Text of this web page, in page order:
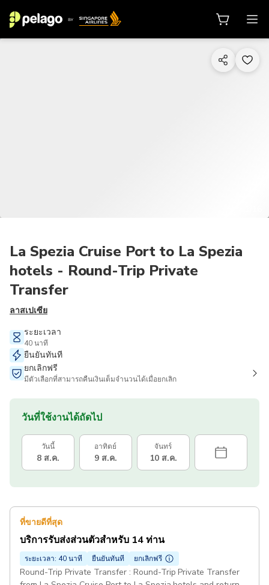
La Spezia Cruise Port to La Spezia
hotels - Round-Trip Private
Transfer
ลาสเปเซีย
ระยะเวลา
40 นาที
ยืนยันทันที
ยกเลิกฟรี
มีตัวเลือกที่สามารถคืนเงินเต็มจำนวนได้เมื่อยกเลิก
วันที่ใช้งานได้ถัดไป
วันนี้
8 ส.ค.
อาทิตย์
9 ส.ค.
จันทร์
10 ส.ค.
ที่ขายดีที่สุด
บริการรับส่งส่วนตัวสำหรับ 14 ท่าน
ระยะเวลา: 40 นาที ยืนยันทันที ยกเลิกฟรี
Round-Trip Private Transfer : Round-Trip Private Transfer